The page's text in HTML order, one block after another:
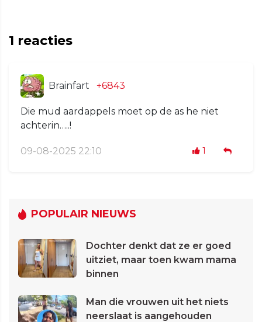
1 reacties
Brainfart +6843
Die mud aardappels moet op de as he niet
achterin…..!
09-08-2025 22:10 1
POPULAIR NIEUWS
Dochter denkt dat ze er goed
uitziet, maar toen kwam mama
binnen
Man die vrouwen uit het niets
neerslaat is aangehouden